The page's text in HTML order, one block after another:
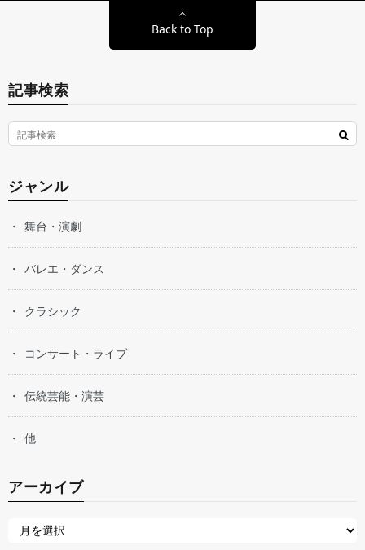
Back to Top
記事検索
ジャンル
舞台・演劇
バレエ・ダンス
クラシック
コンサート・ライブ
伝統芸能・演芸
他
アーカイブ